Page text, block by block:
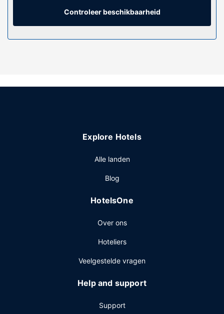
worden dagelijks schoongemaakt.
Algemene voorziening
Beproef je geluk in het casino en geniet van andere
lobby.
de koffiebar/het café kun je terecht voor snacks. Sluit je
Enkele van de voorzieningen zijn een snelle
bagageopslagruimte. Plan je een evenement in Smith
ruimte, waaronder een conferentieruimte en 2
Controleer beschikbaarheid
Explore Hotels
Alle landen
Blog
HotelsOne
Over ons
Hoteliers
Veelgestelde vragen
Help and support
Support